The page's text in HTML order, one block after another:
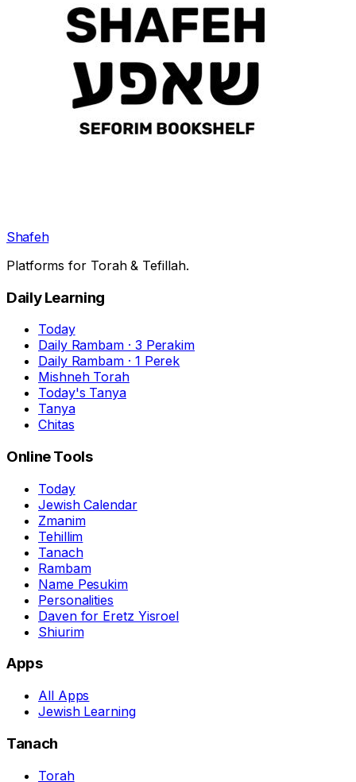
Shafeh
Platforms for Torah & Tefillah.
Daily Learning
Today
Daily Rambam · 3 Perakim
Daily Rambam · 1 Perek
Mishneh Torah
Today's Tanya
Tanya
Chitas
Online Tools
Today
Jewish Calendar
Zmanim
Tehillim
Tanach
Rambam
Name Pesukim
Personalities
Daven for Eretz Yisroel
Shiurim
Apps
All Apps
Jewish Learning
Tanach
Torah